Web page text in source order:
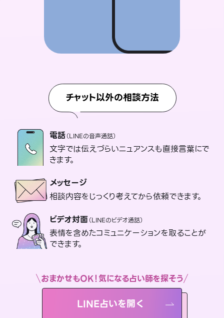
チャット以外の相談方法
電話（LINEの音声通話）
文字では伝えづらいニュアンスも直接言葉にで
きます。
メッセージ
相談内容をじっくり考えてから依頼できます。
ビデオ対面（LINEのビデオ通話）
表情を含めたコミュニケーションを取ることが
できます。
おまかせもOK！気になる占い師を探そう
LINE占いを開く